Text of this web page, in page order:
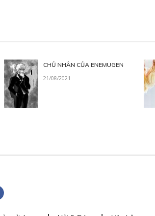
CHỦ NHÂN CỦA ENEMUGEN
21/08/2021